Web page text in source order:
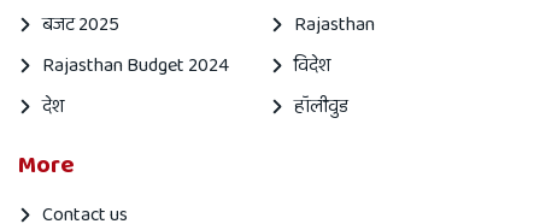
बजट 2025
Rajasthan
Rajasthan Budget 2024
विदेश
देश
हॉलीवुड
More
Contact us